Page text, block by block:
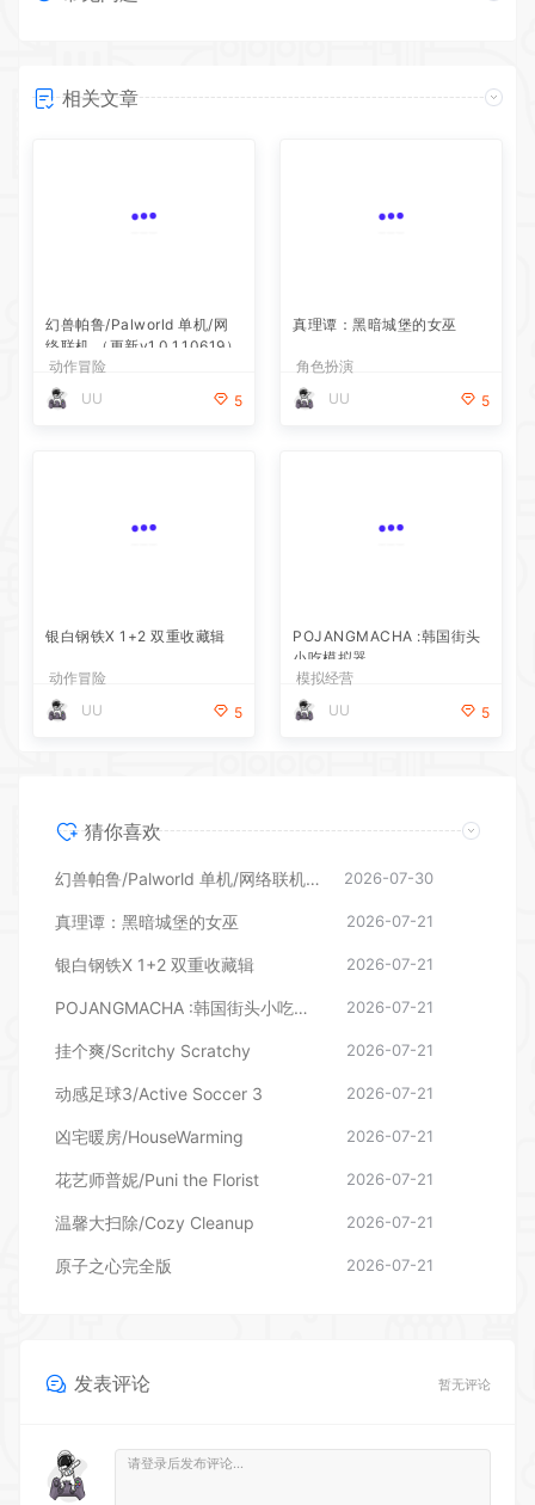
相关文章
幻兽帕鲁/Palworld 单机/网
络联机 （更新v1.0.1.10619）
动作冒险
UU
5
真理谭：黑暗城堡的女巫
角色扮演
UU
5
银白钢铁X 1+2 双重收藏辑
动作冒险
UU
5
POJANGMACHA :韩国街头
小吃模拟器
模拟经营
UU
5
猜你喜欢
幻兽帕鲁/Palworld 单机/网络联机 （更新v1.0.1.10619） 2026-07-30
真理谭：黑暗城堡的女巫 2026-07-21
银白钢铁X 1+2 双重收藏辑 2026-07-21
POJANGMACHA :韩国街头小吃模拟器 2026-07-21
挂个爽/Scritchy Scratchy 2026-07-21
动感足球3/Active Soccer 3 2026-07-21
凶宅暖房/HouseWarming 2026-07-21
花艺师普妮/Puni the Florist 2026-07-21
温馨大扫除/Cozy Cleanup 2026-07-21
原子之心完全版 2026-07-21
发表评论 暂无评论